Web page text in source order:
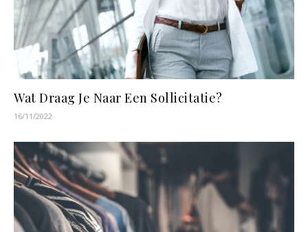
Wat Draag Je Naar Een Sollicitatie?
16/11/2022